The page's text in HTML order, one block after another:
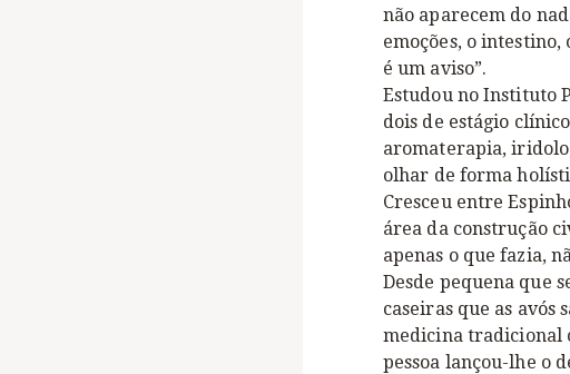
não aparecem do
emoções, o intestino,
é um aviso”.
Estudou no Instituto
dois de estágio
aromaterapia,
olhar de forma
Cresceu entre
área da construção
apenas o que fazia,
Desde pequena que
caseiras que as avós
medicina tradicional
pessoa lançou-lhe o